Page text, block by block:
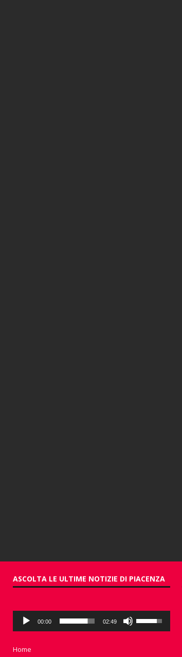
ASCOLTA LE ULTIME NOTIZIE DI PIACENZA
Audio
Player
00:00 02:49
i
Home